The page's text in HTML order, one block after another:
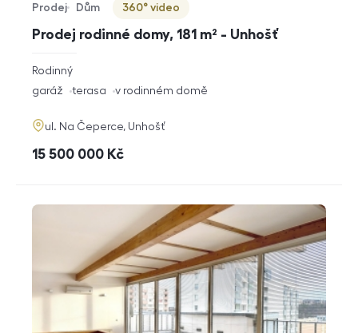
Prodej rodinné domy, 181 m² - Unhošť
Typ nabídky
Prodej
Typ nemovitosti
Dům
Virtuální prohlídka
360° video
rozměry
dispozice
Rodinný
funkce
garáž terasa v rodinném domě
adresa
ul. Na Čeperce, Unhošť
cena
15 500 000 Kč